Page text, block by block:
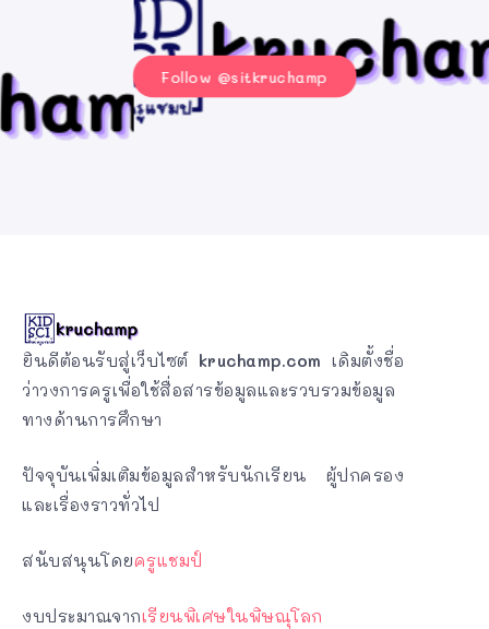
Follow @sitkruchamp
ยินดีต้อนรับสู่เว็บไซต์ kruchamp.com เดิมตั้งชื่อ
ว่าวงการครูเพื่อใช้สื่อสารข้อมูลและรวบรวมข้อมูล
ทางด้านการศึกษา
ปัจจุบันเพิ่มเติมข้อมูลสำหรับนักเรียน ผู้ปกครอง
และเรื่องราวทั่วไป
สนับสนุนโดยครูแชมป์
งบประมาณจากเรียนพิเศษในพิษณุโลก